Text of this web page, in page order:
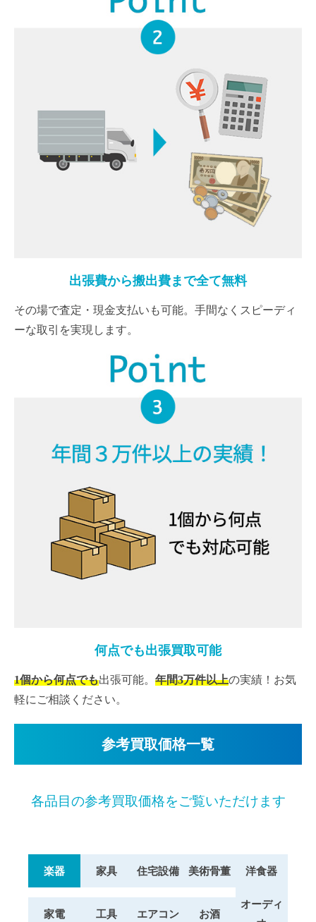
出張費から搬出費まで全て無料
その場で査定・現金支払いも可能。手間なくスピーディ
ーな取引を実現します。
何点でも出張買取可能
1個から何点でも出張可能。 年間3万件以上の実績！お気
軽にご相談ください。
参考買取価格一覧
各品目の参考買取価格をご覧いただけます
楽器 家具 住宅設備 美術骨董 洋食器
家電 工具 エアコン お酒
オーディ